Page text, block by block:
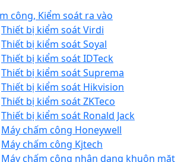
công, Kiểm soát ra vào
Thiết bị kiểm soát Virdi
Thiết bị kiểm soát Soyal
Thiết bị kiểm soát IDTeck
Thiết bị kiểm soát Suprema
Thiết bị kiểm soát Hikvision
Thiết bị kiểm soát ZKTeco
Thiết bị kiểm soát Ronald Jack
Máy chấm công Honeywell
Máy chấm công Kjtech
Máy chấm công nhận dạng khuôn mặt